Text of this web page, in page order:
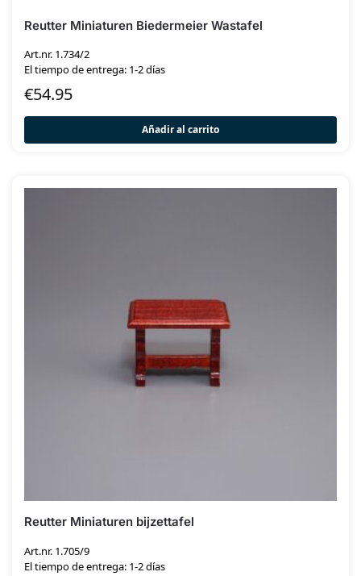
Reutter Miniaturen Biedermeier Wastafel
Art.nr. 1.734/2
El tiempo de entrega: 1-2 días
€54.95
Añadir al carrito
Reutter Miniaturen bijzettafel
Art.nr. 1.705/9
El tiempo de entrega: 1-2 días